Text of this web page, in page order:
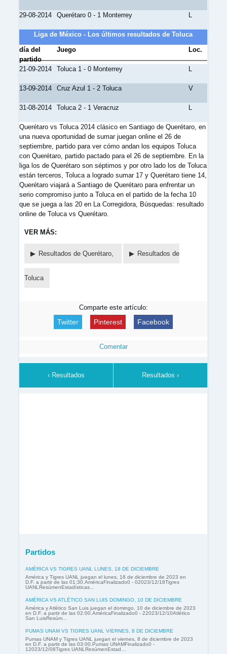
29-08-2014 Querétaro 0 - 1 Monterrey L
Liga de México - Los últimos resultados de Toluca
día del
partido
Juego Loc.
21-09-2014 Toluca 1 - 0 Monterrey L
13-09-2014 Cruz Azul 1 - 2 Toluca V
31-08-2014 Toluca 2 - 1 Veracruz L
Querétaro vs Toluca 2014 clásico en Santiago de Querétaro, en
una nueva oportunidad de sumar juegan online el 26 de
septiembre, partido para ver cómo andan los equipos Toluca
con Querétaro, partido pactado para el 26 de septiembre. En la
liga los de Querétaro son séptimos y por otro lado los de Toluca
están terceros, Toluca a logrado sumar 17 y Querétaro tiene 14,
Querétaro viajará a Santiago de Querétaro para enfrentar un
serio compromiso junto a Toluca en el partido de la fecha 10
que se juega a las 20 en La Corregidora, Búsquedas: resultado
online de Toluca vs Querétaro.
VER MÁS:
Resultados de Querétaro, Resultados de
Toluca
Comparte este artículo:
Twitter Pinterest Facebook
Comentar
‹ Resultados Resultados ›
Partidos
AMÉRICA VS TIGRES UANL LUNES, 18 DE DICIEMBRE
América y Tigres UANL juegan el lunes, 18 de diciembre de 2023 en
D.F. a partir de las 01:30.AméricaFinalizado0 - 02023/12/18Tigres
UANLResúmenEstadísticas...
AMÉRICA VS ATLÉTICO SAN LUIS DOMINGO, 10 DE DICIEMBRE
América y Atlético San Luis juegan el domingo, 10 de diciembre de 2023
en D.F. a partir de las 02:00.AméricaFinalizado0 - 22023/12/10Atlético
San LuisResúm...
PUMAS UNAM VS TIGRES UANL VIERNES, 8 DE DICIEMBRE
Pumas UNAM y Tigres UANL juegan el viernes, 8 de diciembre de 2023
en D.F. a partir de las 03:00.Pumas UNAMFinalizado0 -
12023/12/08Tigres UANLResúmenEstad...